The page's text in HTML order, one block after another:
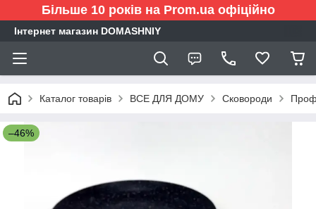
Більше 10 років на Prom.ua офіційно
Інтернет магазин DOMASHNIY
Каталог товарів ВСЕ ДЛЯ ДОМУ Сковороди
–46%